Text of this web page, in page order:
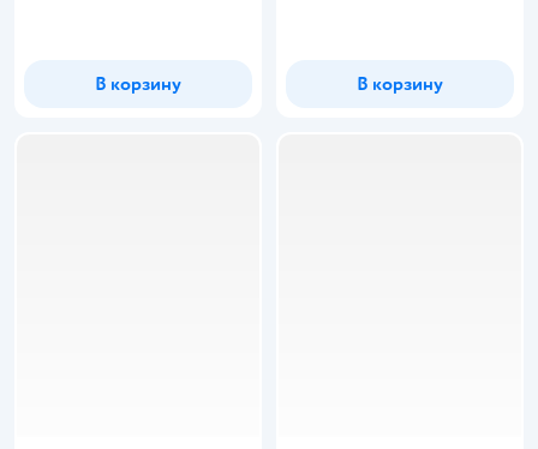
В корзину В корзину